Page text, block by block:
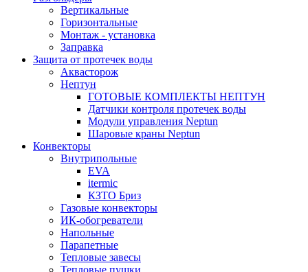
Вертикальные
Горизонтальные
Монтаж - установка
Заправка
Защита от протечек воды
Аквасторож
Нептун
ГОТОВЫЕ КОМПЛЕКТЫ НЕПТУН
Датчики контроля протечек воды
Модули управления Neptun
Шаровые краны Neptun
Конвекторы
Внутрипольные
EVA
itermic
КЗТО Бриз
Газовые конвекторы
ИК-обогреватели
Напольные
Парапетные
Тепловые завесы
Тепловые пушки